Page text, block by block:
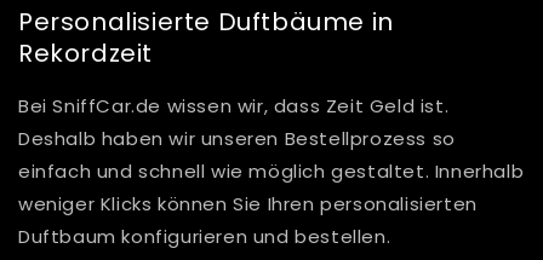
Personalisierte Duftbäume in
Rekordzeit
Bei SniffCar.de wissen wir, dass Zeit Geld ist.
Deshalb haben wir unseren Bestellprozess so
einfach und schnell wie möglich gestaltet. Innerhalb
weniger Klicks können Sie Ihren personalisierten
Duftbaum konfigurieren und bestellen.